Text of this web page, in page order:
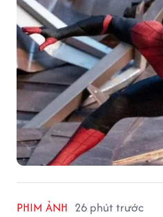
PHIM ẢNH 26 phút trước